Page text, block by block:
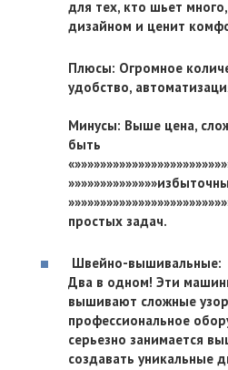
для тех, кто шьет
дизайном и ценит
Плюсы: Огромное
удобство,
Минусы: Выше цена,
быть
простых задач.
Швейно-вышивальные:
Два в одном! Эти
вышивают сложные
профессиональное
серьезно занимается
создавать уникальные